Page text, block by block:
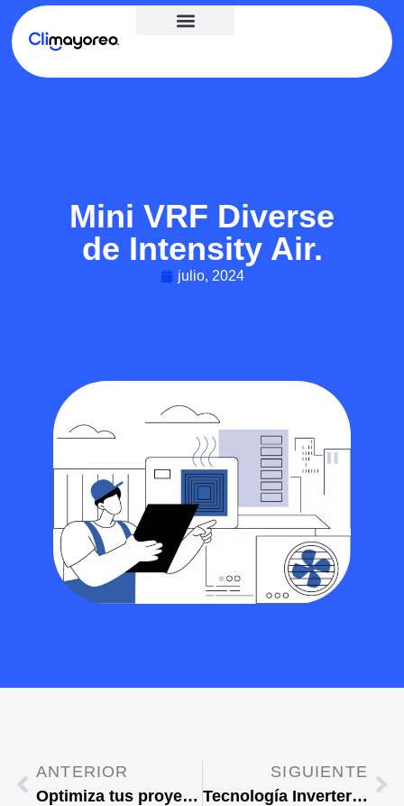
Mini VRF Diverse
de Intensity Air.
julio, 2024
ANTERIOR
Optimiza tus proyectos, Elige el Aire Acondicionado adecuado
SIGUIENTE
Tecnología Inverter: Ventajas estratégicas.